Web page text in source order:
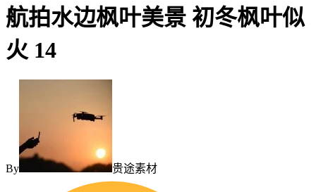
航拍水边枫叶美景 初冬枫叶似
火 14
By 贵途素材